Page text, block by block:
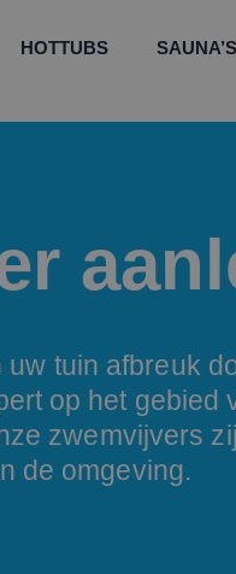
HOTTUBS SAUNA’S
tuin afbreuk
op het
zwemvijvers
de omgeving.